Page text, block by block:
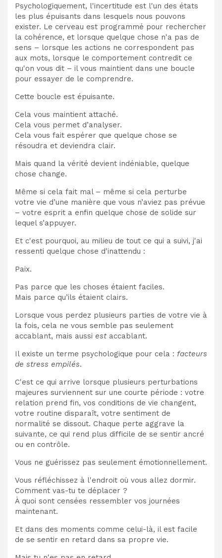
Psychologiquement, l'incertitude est l'un des états
les plus épuisants dans lesquels nous pouvons
exister. Le cerveau est programmé pour rechercher
la cohérence, et lorsque quelque chose n'a pas de
sens – lorsque les actions ne correspondent pas
aux mots, lorsque le comportement contredit ce
qu'on vous dit – il vous maintient dans une boucle
pour essayer de le comprendre.
Cette boucle est épuisante.
Cela vous maintient attaché.
Cela vous permet d’analyser.
Cela vous fait espérer que quelque chose se
résoudra et deviendra clair.
Mais quand la vérité devient indéniable, quelque
chose change.
Même si cela fait mal – même si cela perturbe
votre vie d’une manière que vous n’aviez pas prévue
– votre esprit a enfin quelque chose de solide sur
lequel s’appuyer.
Et c'est pourquoi, au milieu de tout ce qui a suivi, j'ai
ressenti quelque chose d'inattendu :
Paix.
Pas parce que les choses étaient faciles.
Mais parce qu’ils étaient clairs.
Lorsque vous perdez plusieurs parties de votre vie à
la fois, cela ne vous semble pas seulement
accablant, mais aussi estaccablant.
Il existe un terme psychologique pour cela : facteurs
de stress empilés.
C'est ce qui arrive lorsque plusieurs perturbations
majeures surviennent sur une courte période : votre
relation prend fin, vos conditions de vie changent,
votre routine disparaît, votre sentiment de
normalité se dissout. Chaque perte aggrave la
suivante, ce qui rend plus difficile de se sentir ancré
ou en contrôle.
Vous ne guérissez pas seulement émotionnellement.
Vous réfléchissez à l'endroit où vous allez dormir.
Comment vas-tu te déplacer ?
À quoi sont censées ressembler vos journées
maintenant.
Et dans des moments comme celui-là, il est facile
de se sentir en retard dans sa propre vie.